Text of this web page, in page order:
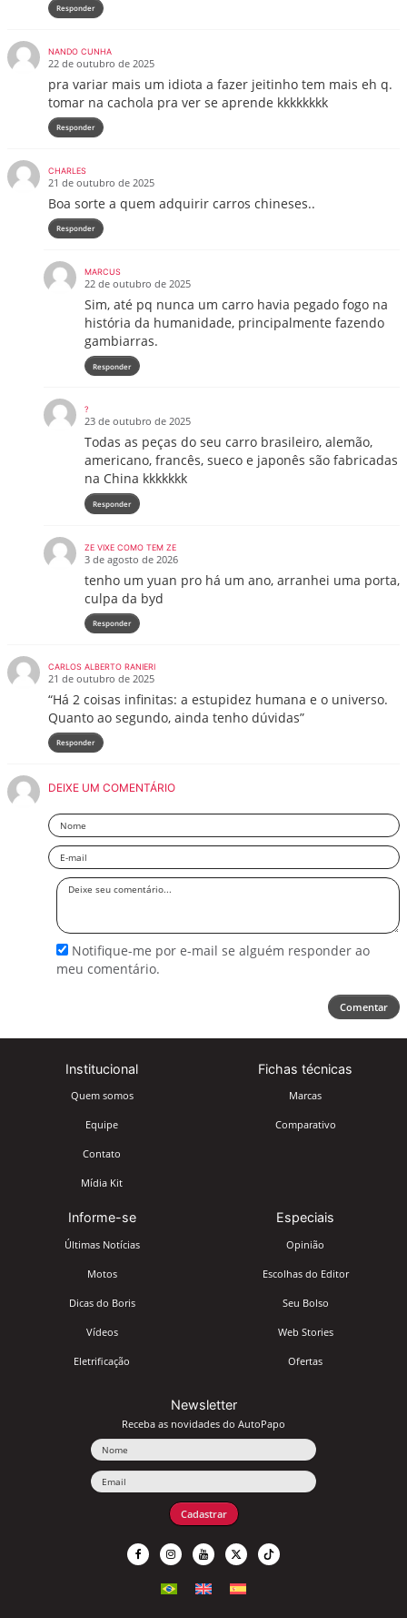
Responder
NANDO CUNHA
22 de outubro de 2025
pra variar mais um idiota a fazer jeitinho tem mais eh q.
tomar na cachola pra ver se aprende kkkkkkkk
Responder
CHARLES
21 de outubro de 2025
Boa sorte a quem adquirir carros chineses..
Responder
MARCUS
22 de outubro de 2025
Sim, até pq nunca um carro havia pegado fogo na
história da humanidade, principalmente fazendo
gambiarras.
Responder
?
23 de outubro de 2025
Todas as peças do seu carro brasileiro, alemão,
americano, francês, sueco e japonês são fabricadas
na China kkkkkkk
Responder
ZE VIXE COMO TEM ZE
3 de agosto de 2026
tenho um yuan pro há um ano, arranhei uma porta,
culpa da byd
Responder
CARLOS ALBERTO RANIERI
21 de outubro de 2025
“Há 2 coisas infinitas: a estupidez humana e o universo.
Quanto ao segundo, ainda tenho dúvidas”
Responder
DEIXE UM COMENTÁRIO
Nome
Email
Deixe
Notifique-me por e-mail se alguém responder ao
meu comentário.
Comentar
Institucional
Quem somos
Equipe
Contato
Mídia Kit
Fichas técnicas
Marcas
Comparativo
Informe-se
Últimas Notícias
Motos
Dicas do Boris
Vídeos
Eletrificação
Especiais
Opinião
Escolhas do Editor
Seu Bolso
Web Stories
Ofertas
Newsletter
Receba as novidades do AutoPapo
Cadastrar